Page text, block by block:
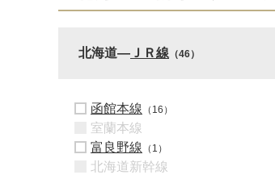
北海道― ＪＲ線 （46）
函館本線 （16）
室蘭本線
富良野線 （1）
北海道新幹線